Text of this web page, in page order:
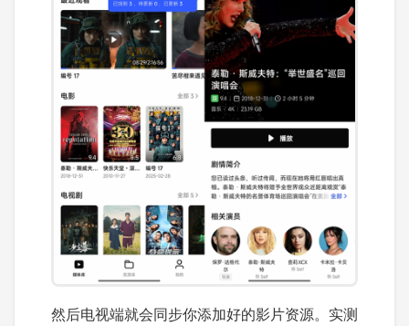
然后电视端就会同步你添加好的影片资源。实测